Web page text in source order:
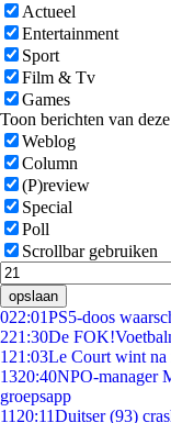
Actueel
Entertainment
Sport
Film & Tv
Games
Toon berichten van
Weblog
Column
(P)review
Special
Poll
Scrollbar gebruiken
opslaan
022:01PS5-doos
221:30De
1 21:03Le Court wint na
1320:40NPO-manager
groepsapp
11 20:11Duitser (93)